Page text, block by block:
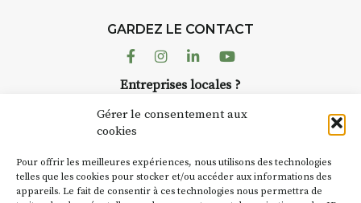
Gérer le consentement aux
cookies
Pour offrir les meilleures expériences, nous utilisons des technologies
telles que les cookies pour stocker et/ou accéder aux informations des
appareils. Le fait de consentir à ces technologies nous permettra de
GARDEZ LE CONTACT
FacebookInstagram
LinkedinYoutube
Entreprises locales ?
Suivez toute l'actu de Strada